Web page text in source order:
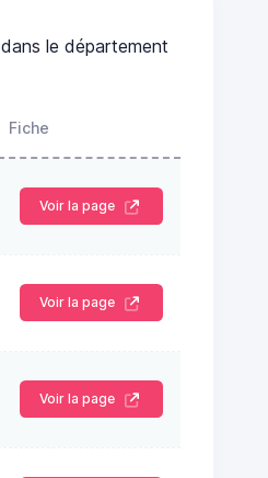
dans le département
Fiche
Voir la page
Voir la page
Voir la page